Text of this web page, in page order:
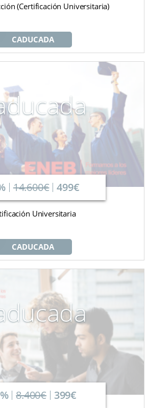
(Certificación Universitaria)
CADUCADA
14.600€ 499€
Universitaria
CADUCADA
8.400€ 399€